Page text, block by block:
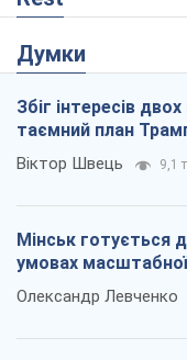
Думки
Збіг інтересів
таємний план
Віктор Швець 9,1
Мінськ готується
умовах
Олександр Левченко